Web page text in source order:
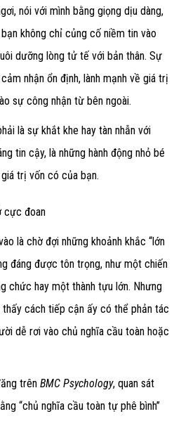
nói với mình bằng giọng dịu dàng,
không chỉ củng cố niềm tin vào
dưỡng lòng tử tế với bản thân. Sự
nhận ổn định, lành mạnh về giá trị
sự công nhận từ bên ngoài.
là sự khắt khe hay tàn nhẫn với
tin cậy, là những hành động nhỏ bé
trị vốn có của bạn.
cực đoan
là chờ đợi những khoảnh khắc “lớn
đáng được tôn trọng, như một chiến
chức hay một thành tựu lớn. Nhưng
cách tiếp cận ấy có thể phản tác
dễ rơi vào chủ nghĩa cầu toàn hoặc
trên BMC Psychology, quan sát
“chủ nghĩa cầu toàn tự phê bình”